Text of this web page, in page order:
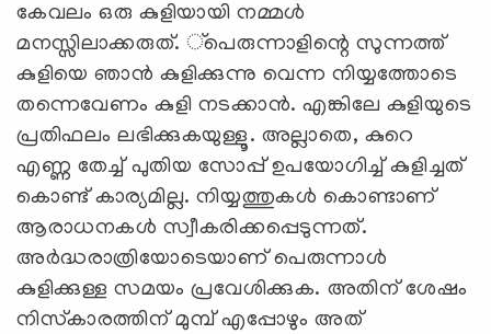
കേവലം ഒരു കുളിയായി നമ്മള്‍
മനസ്സിലാക്കരുത്. ്‌പെരുന്നാളിന്റെ സുന്നത്ത്
കുളിയെ ഞാന്‍ കുളിക്കുന്നു വെന്ന നിയ്യത്തോടെ
തന്നെവേണം കുളി നടക്കാന്‍. എങ്കിലേ കുളിയുടെ
പ്രതിഫലം ലഭിക്കുകയുള്ളൂ. അല്ലാതെ, കുറെ
എണ്ണ തേച്ച് പുതിയ സോപ്പ് ഉപയോഗിച്ച് കുളിച്ചത്
കൊണ്ട് കാര്യമില്ല. നിയ്യത്തുകള്‍ കൊണ്ടാണ്
ആരാധനകള്‍ സ്വീകരിക്കപ്പെടുന്നത്.
അര്‍ദ്ധരാത്രിയോടെയാണ് പെരുന്നാള്‍
കുളിക്കുള്ള സമയം പ്രവേശിക്കുക. അതിന് ശേഷം
നിസ്‌കാരത്തിന് മുമ്പ് എപ്പോഴും അത്